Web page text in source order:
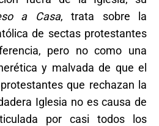
a Casa, trata sobre la
de sectas protestantes
pero no como una
y malvada de que el
que rechazan la
Iglesia no es causa de
por casi todos los